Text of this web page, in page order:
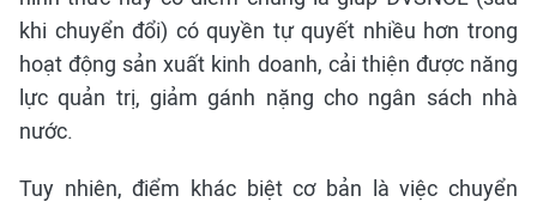
khi chuyển đổi) có quyền tự quyết nhiều hơn trong
hoạt động sản xuất kinh doanh, cải thiện được năng
lực quản trị, giảm gánh nặng cho ngân sách nhà
nước.
Tuy nhiên, điểm khác biệt cơ bản là việc chuyển